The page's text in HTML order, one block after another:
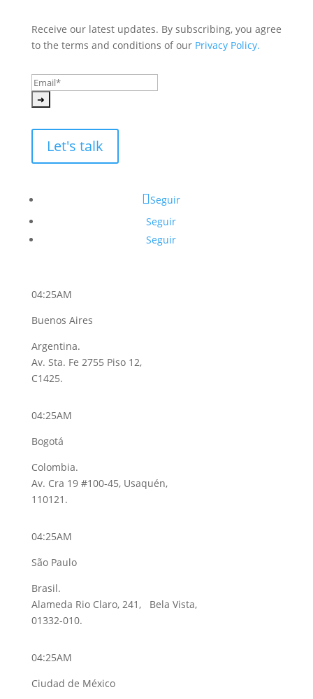
Receive our latest updates. By subscribing, you agree
to the terms and conditions of our Privacy Policy.
Let's talk
Seguir
Seguir
Seguir
04:25AM
Buenos Aires
Argentina.
Av. Sta. Fe 2755 Piso 12,
C1425.
04:25AM
Bogotá
Colombia.
Av. Cra 19 #100-45, Usaquén,
110121.
04:25AM
São Paulo
Brasil.
Alameda Rio Claro, 241, Bela Vista,
01332-010.
04:25AM
Ciudad de México